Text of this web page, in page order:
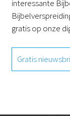
interessante
gratis op onze
Gratis